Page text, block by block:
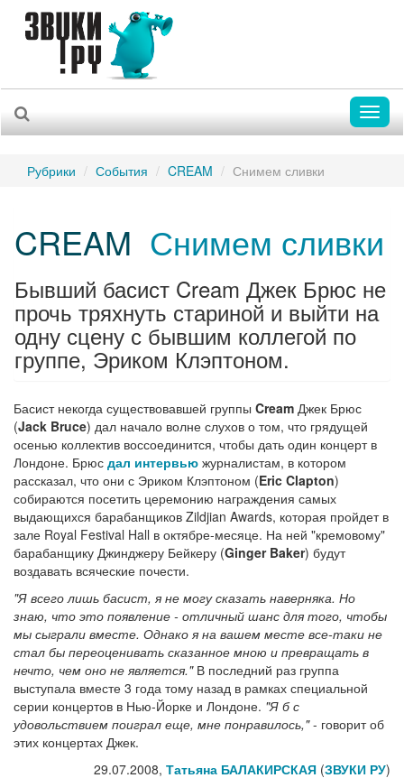
Рубрики События CREAM Снимем сливки
CREAM Снимем сливки
Бывший басист Cream Джек Брюс не
прочь тряхнуть стариной и выйти на
одну сцену с бывшим коллегой по
группе, Эриком Клэптоном.
Басист некогда существовавшей группы Cream Джек Брюс
(Jack Bruce) дал начало волне слухов о том, что грядущей
осенью коллектив воссоединится, чтобы дать один концерт в
Лондоне. Брюс дал интервью журналистам, в котором
рассказал, что они с Эриком Клэптоном (Eric Clapton)
собираются посетить церемонию награждения самых
выдающихся барабанщиков Zildjian Awards, которая пройдет в
зале Royal Festival Hall в октябре-месяце. На ней "кремовому"
барабанщику Джинджеру Бейкеру (Ginger Baker) будут
воздавать всяческие почести.
"Я всего лишь басист, я не могу сказать наверняка. Но
знаю, что это появление - отличный шанс для того, чтобы
мы сыграли вместе. Однако я на вашем месте все-таки не
стал бы переоценивать сказанное мною и превращать в
нечто, чем оно не является."В последний раз группа
выступала вместе 3 года тому назад в рамках специальной
серии концертов в Нью-Йорке и Лондоне. "Я б с
удовольствием поиграл еще, мне понравилось,"- говорит об
этих концертах Джек.
29.07.2008, Татьяна БАЛАКИРСКАЯ (ЗВУКИ РУ)